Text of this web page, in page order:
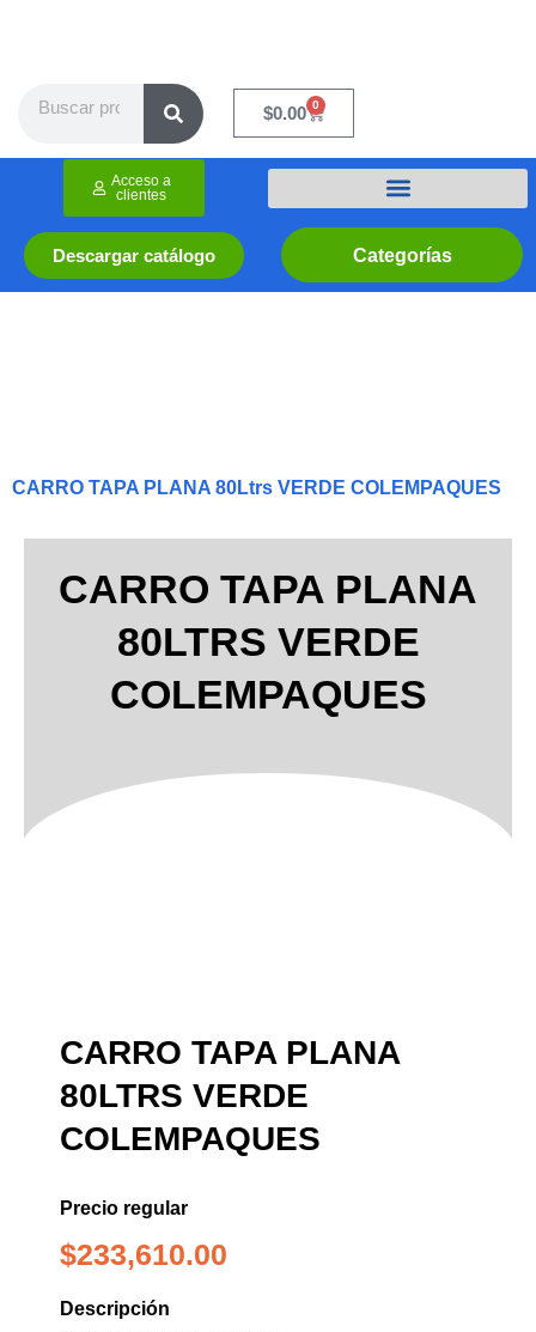
$0.00 0
Cart
Categorías
Descargar catálogo
Acceso a
clientes
CARRO TAPA PLANA 80Ltrs VERDE COLEMPAQUES
CARRO TAPA PLANA
80LTRS VERDE
COLEMPAQUES
CARRO TAPA PLANA
80LTRS VERDE
COLEMPAQUES
Precio regular
$233,610.00
Descripción